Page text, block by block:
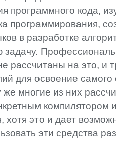
программного кода,
программирования,
в разработке
задачу.
рассчитаны на это, и
для освоение самого
же многие из них
компилятором
хотя это и дает
эти средства